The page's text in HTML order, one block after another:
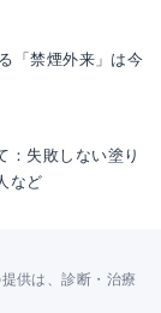
「禁煙外来」は今
：失敗しない塗り
など
供は、診断・治療